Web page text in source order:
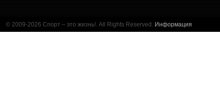
© 2009-2026 Спорт – это жизнь!. All Rights Reserved. Информация